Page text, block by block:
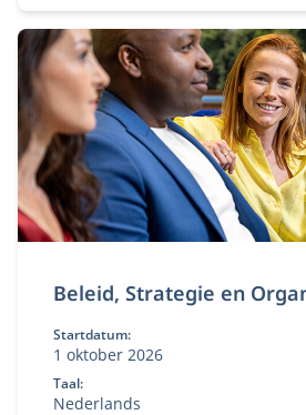
Beleid, Strategie en
Startdatum:
1 oktober 2026
Taal:
Nederlands